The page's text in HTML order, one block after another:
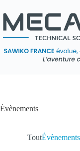
Évènements
ToutÉvènements